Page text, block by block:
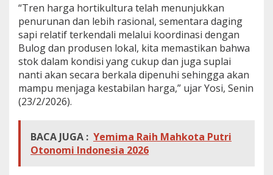
“Tren harga hortikultura telah menunjukkan
penurunan dan lebih rasional, sementara daging
sapi relatif terkendali melalui koordinasi dengan
Bulog dan produsen lokal, kita memastikan bahwa
stok dalam kondisi yang cukup dan juga suplai
nanti akan secara berkala dipenuhi sehingga akan
mampu menjaga kestabilan harga,” ujar Yosi, Senin
(23/2/2026).
BACA JUGA : Yemima Raih Mahkota Putri
Otonomi Indonesia 2026